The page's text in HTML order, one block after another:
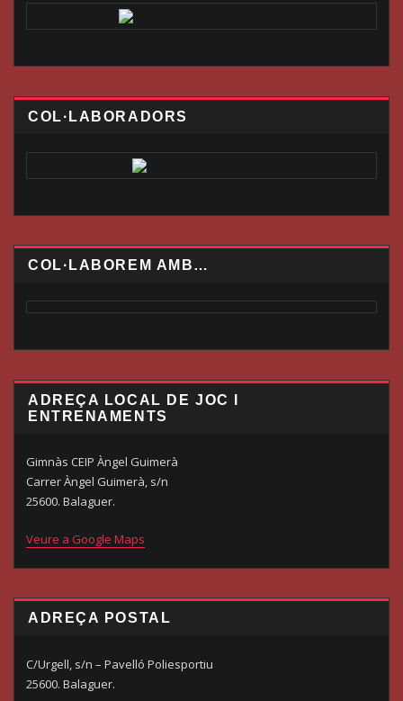
COL·LABORADORS
COL·LABOREM AMB…
ADREÇA LOCAL DE JOC I
ENTRENAMENTS
Gimnàs CEIP Àngel Guimerà
Carrer Àngel Guimerà, s/n
25600. Balaguer.
Veure a Google Maps
ADREÇA POSTAL
C/Urgell, s/n – Pavelló Poliesportiu
25600. Balaguer.